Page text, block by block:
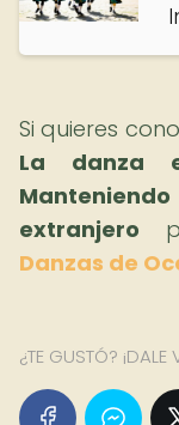
Si quieres
La danza
extranjero
Danzas de
¿TE GUSTÓ? ¡DALE